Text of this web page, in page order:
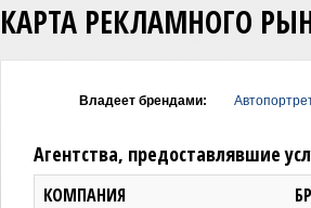
КАРТА РЕКЛАМНОГО
Владеет брендами:
Агентства, предоставлявшие
КОМПАНИЯ